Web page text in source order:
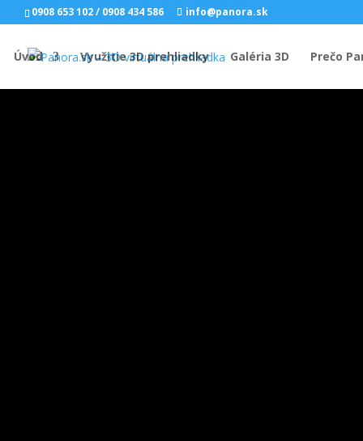
0908 653 102/ 0908 434 586 info@panora.sk
Úvod Využitie 3D prehliadky Galéria 3D Prečo